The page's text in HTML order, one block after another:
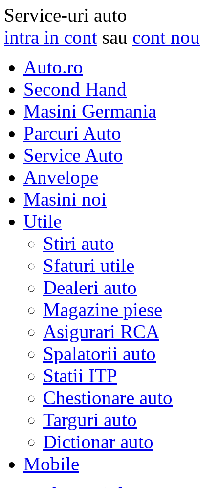
Service-uri auto
intra in cont sau cont nou
Auto.ro
Second Hand
Masini Germania
Parcuri Auto
Service Auto
Anvelope
Masini noi
Utile
Stiri auto
Sfaturi utile
Dealeri auto
Magazine piese
Asigurari RCA
Spalatorii auto
Statii ITP
Chestionare auto
Targuri auto
Dictionar auto
Mobile